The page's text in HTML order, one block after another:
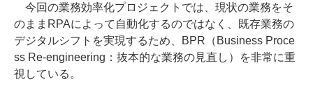
今回の業務効率化プロジェクトでは、現状の業務をそ
のままRPAによって自動化するのではなく、既存業務の
デジタルシフトを実現するため、BPR（Business Proce
ss Re-engineering：抜本的な業務の見直し）を非常に重
視している。